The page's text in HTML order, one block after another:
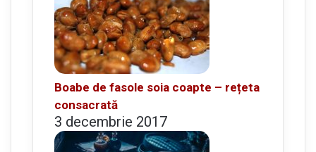
Boabe de fasole soia coapte – rețeta
consacrată
3 decembrie 2017